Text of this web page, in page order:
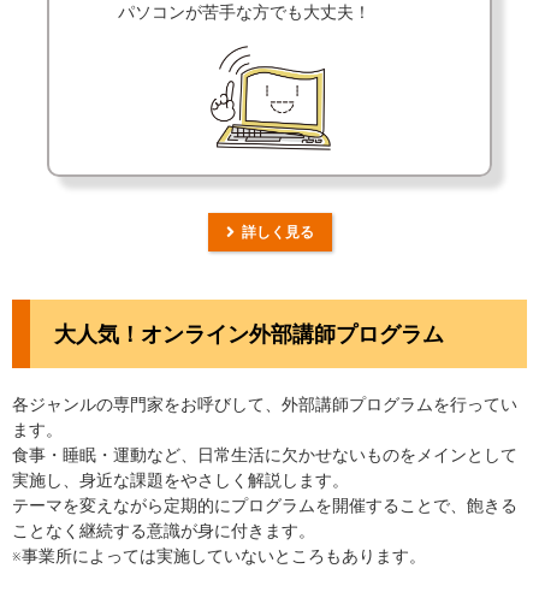
パソコンが苦手な方でも大丈夫！
詳しく見る
大人気！オンライン外部講師プログラム
各ジャンルの専門家をお呼びして、外部講師プログラムを行ってい
ます。
食事・睡眠・運動など、日常生活に欠かせないものをメインとして
実施し、身近な課題をやさしく解説します。
テーマを変えながら定期的にプログラムを開催することで、飽きる
ことなく継続する意識が身に付きます。
※事業所によっては実施していないところもあります。